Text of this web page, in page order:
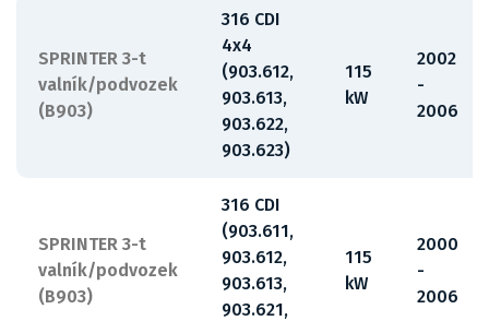
SPRINTER 3-t
valník/podvozek
(B903)
316 CDI
4x4
(903.612,
903.613,
903.622,
903.623)
115
kW
2002
-
2006
SPRINTER 3-t
valník/podvozek
(B903)
316 CDI
(903.611,
903.612,
903.613,
903.621,
115
kW
2000
-
2006